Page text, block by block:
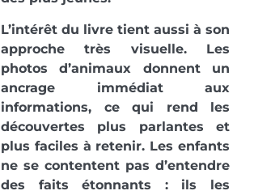
L’intérêt du livre tient aussi à son
approche très visuelle. Les
photos d’animaux donnent un
ancrage immédiat aux
informations, ce qui rend les
découvertes plus parlantes et
plus faciles à retenir. Les enfants
ne se contentent pas d’entendre
des faits étonnants : ils les